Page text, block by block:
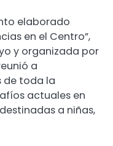
elaborado
en el Centro”,
y organizada por
a
de toda la
actuales en
a niñas,